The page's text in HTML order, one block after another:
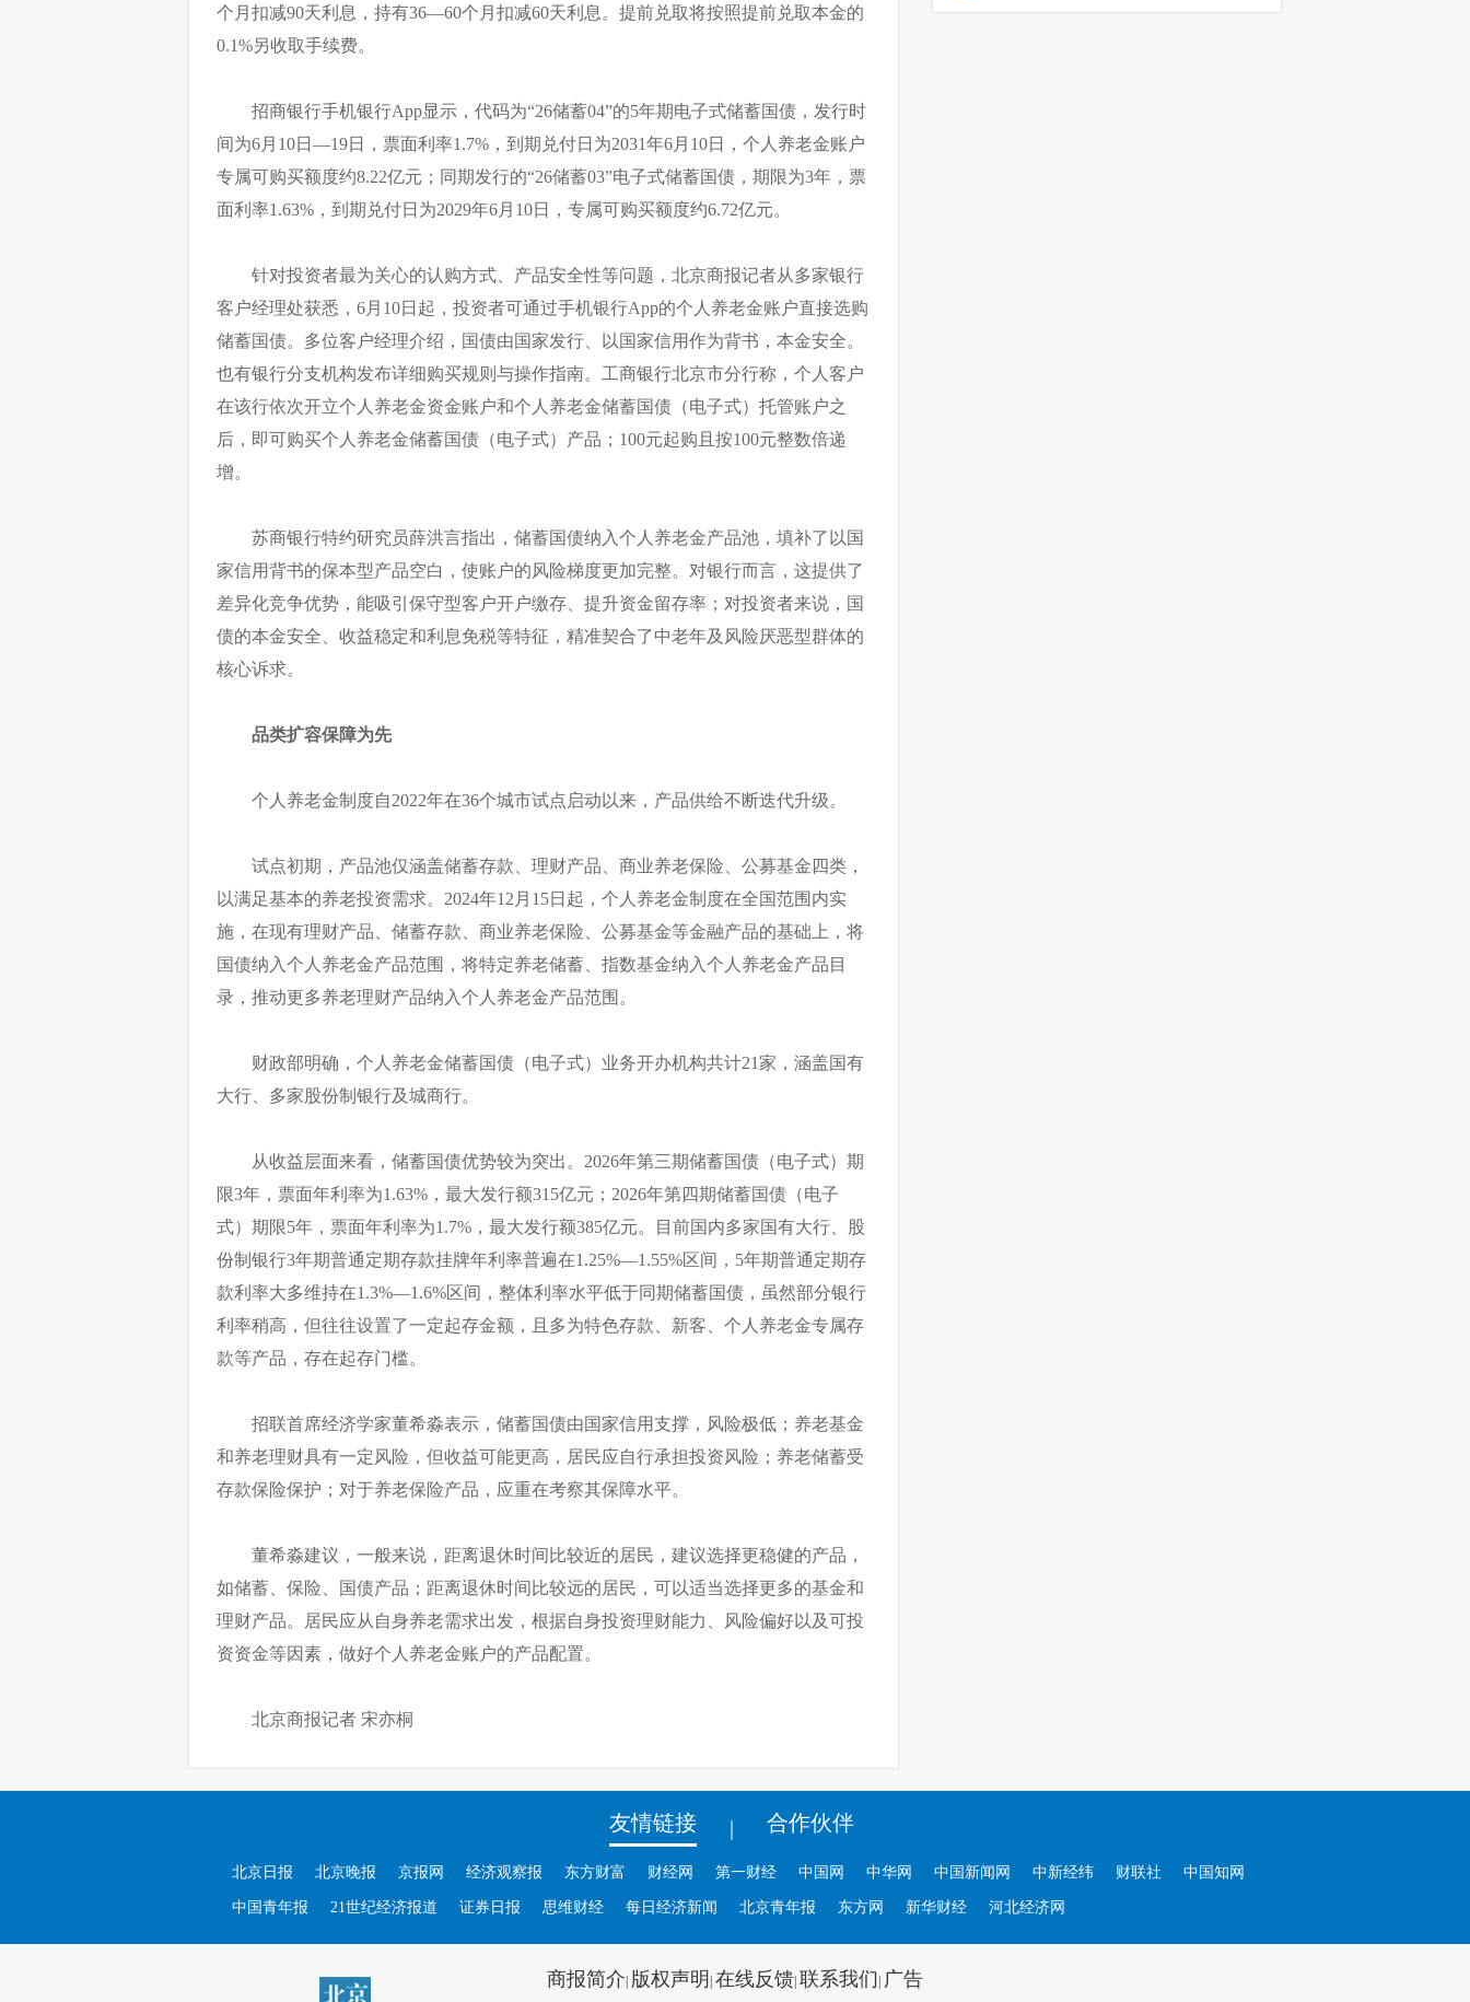
个月扣减90天利息，持有36—60个月扣减60天利息。提前兑取将按照提前兑取本金的
0.1%另收取手续费。
招商银行手机银行App显示，代码为“26储蓄04”的5年期电子式储蓄国债，发行时
间为6月10日—19日，票面利率1.7%，到期兑付日为2031年6月10日，个人养老金账户
专属可购买额度约8.22亿元；同期发行的“26储蓄03”电子式储蓄国债，期限为3年，票
面利率1.63%，到期兑付日为2029年6月10日，专属可购买额度约6.72亿元。
针对投资者最为关心的认购方式、产品安全性等问题，北京商报记者从多家银行
客户经理处获悉，6月10日起，投资者可通过手机银行App的个人养老金账户直接选购
储蓄国债。多位客户经理介绍，国债由国家发行、以国家信用作为背书，本金安全。
也有银行分支机构发布详细购买规则与操作指南。工商银行北京市分行称，个人客户
在该行依次开立个人养老金资金账户和个人养老金储蓄国债（电子式）托管账户之
后，即可购买个人养老金储蓄国债（电子式）产品；100元起购且按100元整数倍递
增。
苏商银行特约研究员薛洪言指出，储蓄国债纳入个人养老金产品池，填补了以国
家信用背书的保本型产品空白，使账户的风险梯度更加完整。对银行而言，这提供了
差异化竞争优势，能吸引保守型客户开户缴存、提升资金留存率；对投资者来说，国
债的本金安全、收益稳定和利息免税等特征，精准契合了中老年及风险厌恶型群体的
核心诉求。
品类扩容保障为先
个人养老金制度自2022年在36个城市试点启动以来，产品供给不断迭代升级。
试点初期，产品池仅涵盖储蓄存款、理财产品、商业养老保险、公募基金四类，
以满足基本的养老投资需求。2024年12月15日起，个人养老金制度在全国范围内实
施，在现有理财产品、储蓄存款、商业养老保险、公募基金等金融产品的基础上，将
国债纳入个人养老金产品范围，将特定养老储蓄、指数基金纳入个人养老金产品目
录，推动更多养老理财产品纳入个人养老金产品范围。
财政部明确，个人养老金储蓄国债（电子式）业务开办机构共计21家，涵盖国有
大行、多家股份制银行及城商行。
从收益层面来看，储蓄国债优势较为突出。2026年第三期储蓄国债（电子式）期
限3年，票面年利率为1.63%，最大发行额315亿元；2026年第四期储蓄国债（电子
式）期限5年，票面年利率为1.7%，最大发行额385亿元。目前国内多家国有大行、股
份制银行3年期普通定期存款挂牌年利率普遍在1.25%—1.55%区间，5年期普通定期存
款利率大多维持在1.3%—1.6%区间，整体利率水平低于同期储蓄国债，虽然部分银行
利率稍高，但往往设置了一定起存金额，且多为特色存款、新客、个人养老金专属存
款等产品，存在起存门槛。
招联首席经济学家董希淼表示，储蓄国债由国家信用支撑，风险极低；养老基金
和养老理财具有一定风险，但收益可能更高，居民应自行承担投资风险；养老储蓄受
存款保险保护；对于养老保险产品，应重在考察其保障水平。
董希淼建议，一般来说，距离退休时间比较近的居民，建议选择更稳健的产品，
如储蓄、保险、国债产品；距离退休时间比较远的居民，可以适当选择更多的基金和
理财产品。居民应从自身养老需求出发，根据自身投资理财能力、风险偏好以及可投
资资金等因素，做好个人养老金账户的产品配置。
北京商报记者 宋亦桐
友情链接 | 合作伙伴
北京日报 北京晚报 京报网 经济观察报 东方财富 财经网 第一财经 中国网 中华网 中国新闻网 中新经纬 财联社 中国知网
中国青年报 21世纪经济报道 证券日报 思维财经 每日经济新闻 北京青年报 东方网 新华财经 河北经济网
商报简介| 版权声明 | 在线反馈| 联系我们| 广告